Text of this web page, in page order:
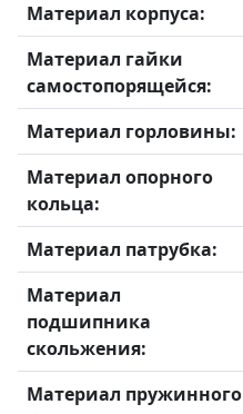
Материал корпуса:
Материал гайки
самостопорящейся:
Материал горловины:
Материал опорного
кольца:
Материал патрубка:
Материал
подшипника
скольжения:
Материал пружинного